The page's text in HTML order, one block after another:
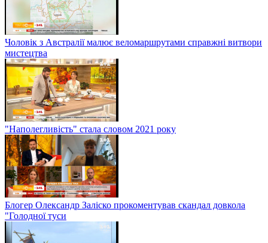
Чоловік з Австралії малює веломаршрутами справжні витвори
мистецтва
"Наполегливість" стала словом 2021 року
Блогер Олександр Заліско прокоментував скандал довкола
"Голодної туси